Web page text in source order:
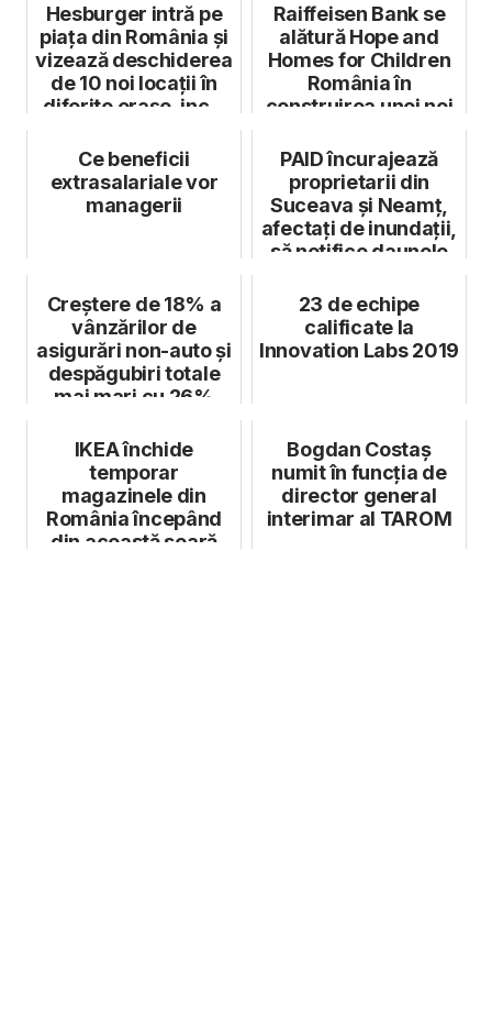
Hesburger intră pe
piața din România și
vizează deschiderea
de 10 noi locații în
diferite orașe, inc...
Raiffeisen Bank se
alătură Hope and
Homes for Children
România în
construirea unei noi
Ce beneficii
extrasalariale vor
managerii
PAID încurajează
proprietarii din
Suceava și Neamț,
afectați de inundații,
să notifice daunele
Creștere de 18% a
vânzărilor de
asigurări non-auto și
despăgubiri totale
mai mari cu 26%
23 de echipe
calificate la
Innovation Labs 2019
IKEA închide
temporar
magazinele din
România începând
din această seară
Bogdan Costaș
numit în funcția de
director general
interimar al TAROM